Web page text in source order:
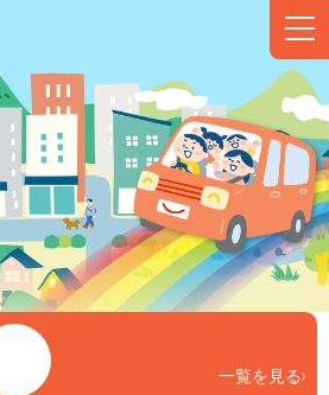
一覧を見る